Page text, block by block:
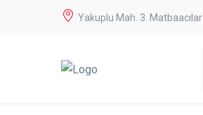
Yakuplu Mah. 3.